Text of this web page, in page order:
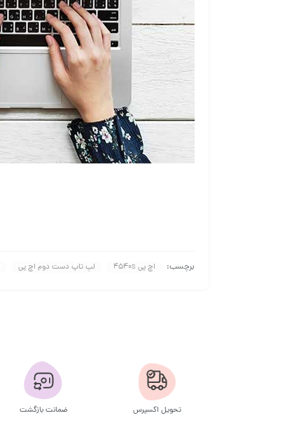
برچسب: اچ پی 4540s لپ تاپ دست دوم اچ پی
تحویل اکسپرس ضمانت بازگشت